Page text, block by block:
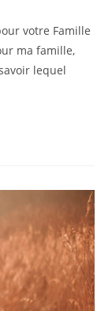
votre Famille
ma famille,
lequel